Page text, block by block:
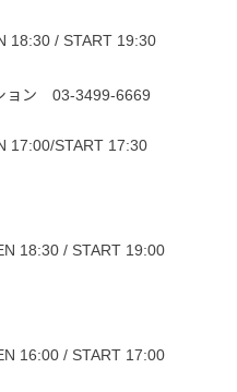
18:30 / START 19:30
ョン 03-3499-6669
17:00/START 17:30
18:30 / START 19:00
16:00 / START 17:00